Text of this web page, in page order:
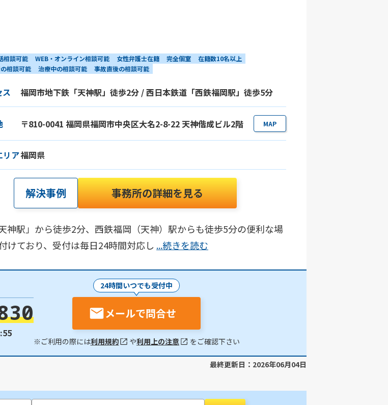
相談可能 WEB・オンライン相談可能 女性弁護士在籍 完全個室
在籍数10名以上
相談可能 治療中の相談可能 事故直後の相談可能
ス 福岡市地下鉄「天神駅」徒歩2分 / 西日本鉄道「西鉄福岡駅」徒歩5分
〒810-0041 福岡県福岡市中央区大名2-8-22 天神偕成ビル2階 MAP
リア福岡県
解決事例 事務所の詳細を見る
神駅」から徒歩2分、西鉄福岡（天神）駅からも徒歩5分の便利な場
けており、受付は毎日24時間対応し ...続きを読む
24時間いつでも受付中
メールで問合せ
※ご利用の際には利用規約 や利用上の注意 をご確認下さい
最終更新日：2026年06月04日